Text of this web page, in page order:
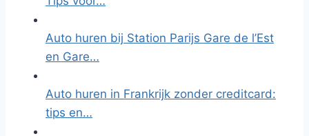
Auto huren bij Station Parijs Gare de l’Est
en Gare…
Auto huren in Frankrijk zonder creditcard:
tips en…